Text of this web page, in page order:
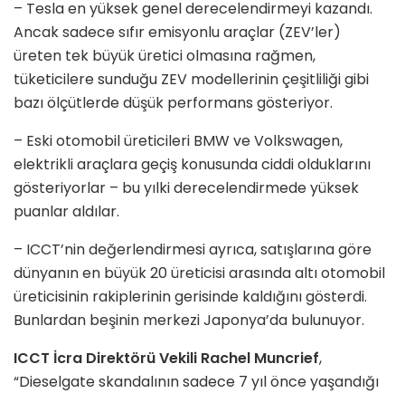
– Tesla en yüksek genel derecelendirmeyi kazandı.
Ancak sadece sıfır emisyonlu araçlar (ZEV’ler)
üreten tek büyük üretici olmasına rağmen,
tüketicilere sunduğu ZEV modellerinin çeşitliliği gibi
bazı ölçütlerde düşük performans gösteriyor.
– Eski otomobil üreticileri BMW ve Volkswagen,
elektrikli araçlara geçiş konusunda ciddi olduklarını
gösteriyorlar – bu yılki derecelendirmede yüksek
puanlar aldılar.
– ICCT’nin değerlendirmesi ayrıca, satışlarına göre
dünyanın en büyük 20 üreticisi arasında altı otomobil
üreticisinin rakiplerinin gerisinde kaldığını gösterdi.
Bunlardan beşinin merkezi Japonya’da bulunuyor.
ICCT İcra Direktörü Vekili Rachel Muncrief,
“Dieselgate skandalının sadece 7 yıl önce yaşandığı